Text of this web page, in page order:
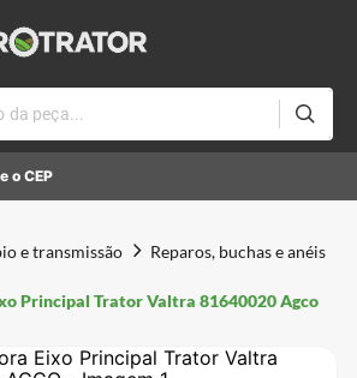
da peça...
o CEP
e transmissão Reparos, buchas e anéis
Principal Trator Valtra 81640020 Agco